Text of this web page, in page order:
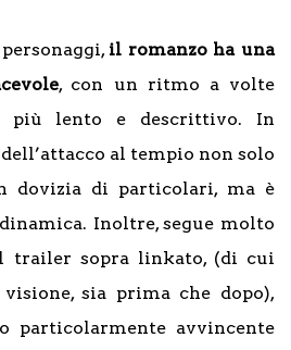
il romanzo ha una
, con un ritmo a volte
più lento e descrittivo. In
al tempio non solo
dovizia di particolari, ma è
Inoltre, segue molto
trailer sopra linkato, (di cui
sia prima che dopo),
particolarmente avvincente